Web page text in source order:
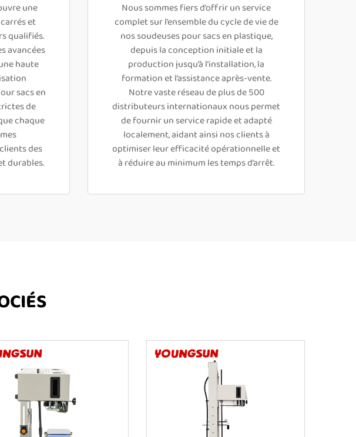
une
et
qualifiés.
avancées
haute
sacs en
de
chaque
des
durables.
Nous sommes fiers d’offrir un service
complet sur l’ensemble du cycle de vie de
nos soudeuses pour sacs en plastique,
depuis la conception initiale et la
production jusqu’à l’installation, la
formation et l’assistance après-vente.
Notre vaste réseau de plus de 500
distributeurs internationaux nous permet
de fournir un service rapide et adapté
localement, aidant ainsi nos clients à
optimiser leur efficacité opérationnelle et
à réduire au minimum les temps d’arrêt.